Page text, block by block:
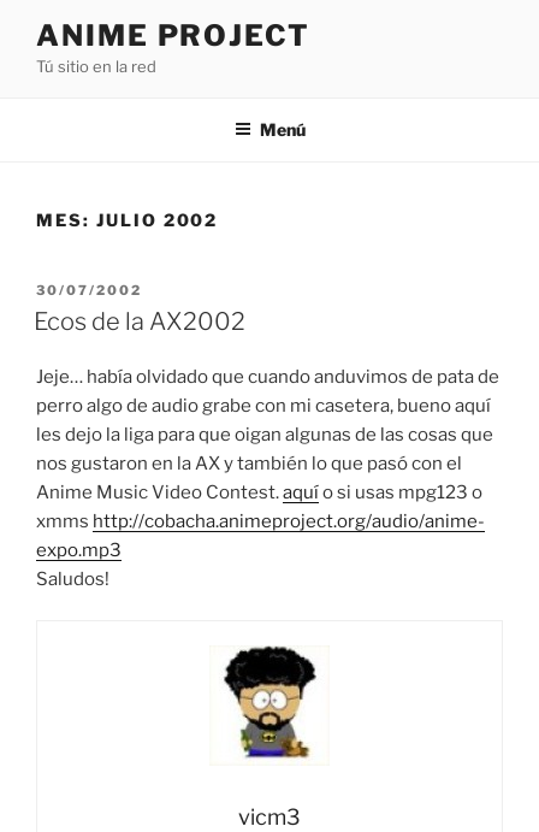
contenido
ANIME PROJECT
Tú sitio en la red
Menú
MES: JULIO 2002
PUBLICADO
EL
30/07/2002
Ecos de la AX2002
Jeje… había olvidado que cuando anduvimos de pata de
perro algo de audio grabe con mi casetera, bueno aquí
les dejo la liga para que oigan algunas de las cosas que
nos gustaron en la AX y también lo que pasó con el
Anime Music Video Contest.aquío si usas mpg123 o
xmms http://cobacha.animeproject.org/audio/anime-
expo.mp3
Saludos!
vicm3